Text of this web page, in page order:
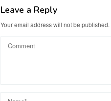
Leave a Reply
Your email address will not be published.